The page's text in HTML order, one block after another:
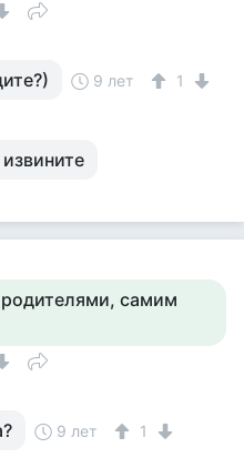
9 лет 1
родителями, самим
9 лет 1